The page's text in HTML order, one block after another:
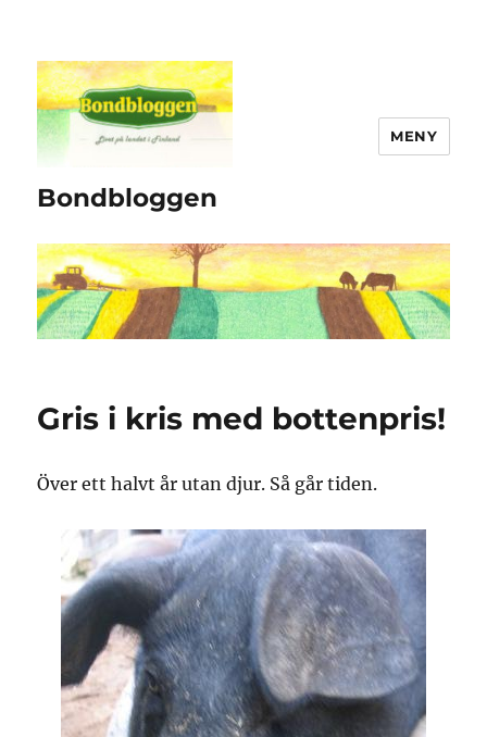
Bondbloggen
MENY
Gris i kris med bottenpris!
Över ett halvt år utan djur. Så går tiden.